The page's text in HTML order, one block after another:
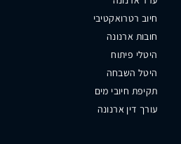
חיוב רטרואקטיבי
חובות ארנונה
היטלי פיתוח
היטל השבחה
תקיפת חיובי מים
עורך דין ארנונה